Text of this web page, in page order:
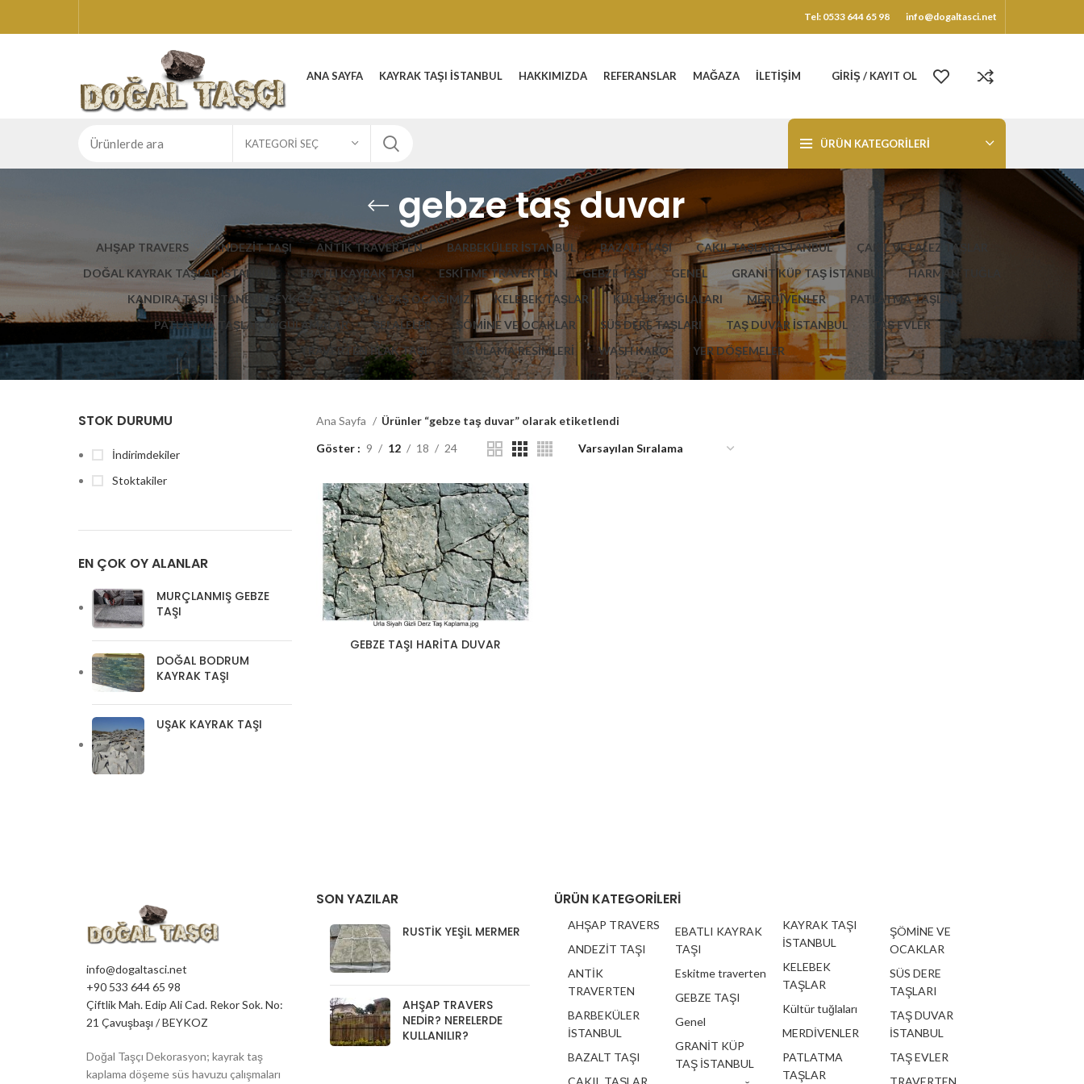
Tel: 0533 644 65 98 info@dogaltasci.net
ANA SAYFA KAYRAK TAŞI İSTANBUL HAKKIMIZDA REFERANSLAR MAĞAZA İLETIŞIM GIRIŞ / KAYIT OL
KATEGORI SEÇ ÜRÜN KATEGORILERI
gebze taş duvar
AHŞAP TRAVERS ANDEZİT TAŞI ANTİK TRAVERTEN BARBEKÜLER İSTANBUL BAZALT TAŞI ÇAKIL TAŞLAR İSTANBUL
ÇAKIL VE FALEZ TAŞLAR
DOĞAL KAYRAK TAŞLAR İSTANBUL
EBATLI KAYRAK TAŞI ESKITME TRAVERTEN GEBZE TAŞI GENEL GRANİT KÜP TAŞ İSTANBUL
HARMAN TUĞLA
KANDIRA TAŞI İSTANBUL BEYKOZ
KAYRAK TAŞ OCAĞIMIZ KELEBEK TAŞLAR KÜLTÜR TUĞLALARI MERDİVENLER
PATLATMA TAŞLAR
PATLATMA TAŞLAR UYGULAMALAR
ŞELALELER ŞÖMİNE VE OCAKLAR SÜS DERE TAŞLARI TAŞ DUVAR İSTANBUL
TAŞ EVLER
TRAVERTEN PLAK TAŞI
UYGULAMA RESİMLERİ WASH KARO YER DÖŞEMELER
STOK DURUMU
İndirimdekiler
Stoktakiler
EN ÇOK OY ALANLAR
MURÇLANMIŞ GEBZE
TAŞI
DOĞAL BODRUM
KAYRAK TAŞI
UŞAK KAYRAK TAŞI
Ana Sayfa
Ürünler “gebze taş duvar” olarak etiketlendi
Göster
9 12 18 24
GEBZE TAŞI HARITA DUVAR
info@dogaltasci.net
+90 533 644 65 98
Çiftlik Mah. Edip Ali Cad. Rekor Sok. No:
21 Çavuşbaşı / BEYKOZ
Doğal Taşçı Dekorasyon; kayrak taş
kaplama döşeme süs havuzu çalışmaları
SON YAZILAR
RUSTIK YEŞIL MERMER
AHŞAP TRAVERS
NEDIR? NERELERDE
KULLANILIR?
ÜRÜN KATEGORILERI
AHŞAP TRAVERS
ANDEZİT TAŞI
ANTİK
TRAVERTEN
BARBEKÜLER
İSTANBUL
BAZALT TAŞI
ÇAKIL TAŞLAR
EBATLI KAYRAK
TAŞI
Eskitme traverten
GEBZE TAŞI
Genel
GRANİT KÜP
TAŞ İSTANBUL
KAYRAK TAŞI
İSTANBUL
KELEBEK
TAŞLAR
Kültür tuğlaları
MERDİVENLER
PATLATMA
TAŞLAR
ŞÖMİNE VE
OCAKLAR
SÜS DERE
TAŞLARI
TAŞ DUVAR
İSTANBUL
TAŞ EVLER
TRAVERTEN